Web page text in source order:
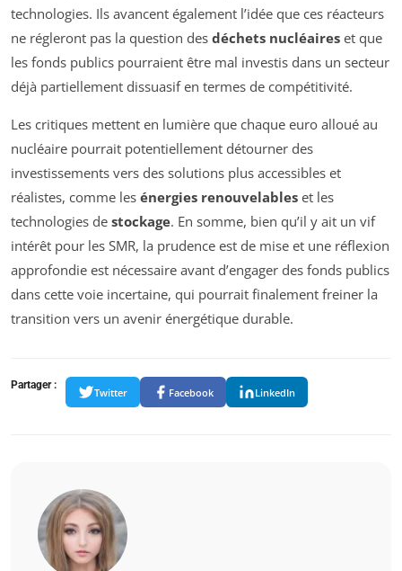
technologies. Ils avancent également l’idée que ces réacteurs
ne régleront pas la question des déchets nucléaires et que
les fonds publics pourraient être mal investis dans un secteur
déjà partiellement dissuasif en termes de compétitivité.
Les critiques mettent en lumière que chaque euro alloué au
nucléaire pourrait potentiellement détourner des
investissements vers des solutions plus accessibles et
réalistes, comme les énergies renouvelables et les
technologies de stockage. En somme, bien qu’il y ait un vif
intérêt pour les SMR, la prudence est de mise et une réflexion
approfondie est nécessaire avant d’engager des fonds publics
dans cette voie incertaine, qui pourrait finalement freiner la
transition vers un avenir énergétique durable.
Partager :
Twitter Facebook LinkedIn